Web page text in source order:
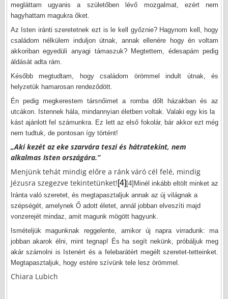
megláttam ugyanis a születőben lévő mozgalmat, ezért nem
hagyhattam magukra őket.
Az Isten iránti szeretetnek ezt is le kell győznie? Hagynom kell, hogy
családom nélkülem induljon útnak, annak ellenére hogy én voltam
akkoriban egyedüli anyagi támaszuk? Megtettem, édesapám pedig
áldását adta rám.
Később megtudtam, hogy családom örömmel indult útnak, és
helyzetük hamarosan rendeződött.
Én pedig megkerestem társnőimet a romba dőlt házakban és az
utcákon. Istennek hála, mindannyian életben voltak. Valaki egy kis la
kást ajánlott fel számunkra. Ez lett az első fokolár, bár akkor ezt még
nem tudtuk, de pontosan így történt!
„Aki kezét az eke szarvára teszi és hátratekint, nem
alkalmas Isten országára.”
Menjünk tehát mindig előre a ránk váró cél felé, mindig
Jézusra szegezve tekintetünket![4] [4]Minél inkább eltölt minket az
Iránta való szeretet, és megtapasztaljuk annak az új világnak a
szépségét, amelynek Ő adott életet, annál jobban elveszíti majd
vonzerejét mindaz, amit magunk mögött hagyunk.
Ismételjük magunknak reggelente, amikor új napra virradunk: ma
jobban akarok élni, mint tegnap! És ha segít nekünk, próbáljuk meg
akár számolni is Istenért és a felebarátért megélt szeretet-tetteinket.
Megtapasztaljuk, hogy estére szívünk tele lesz örömmel.
Chiara Lubich